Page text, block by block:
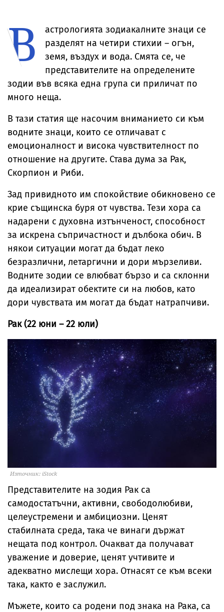
В
астрологията зодиакалните знаци се
разделят на четири стихии – огън,
земя, въздух и вода. Смята се, че
представителите на определените
зодии във всяка една група си приличат по
много неща.
В тази статия ще насочим вниманието си към
водните знаци, които се отличават с
емоционалност и висока чувствителност по
отношение на другите. Става дума за Рак,
Скорпион и Риби.
Зад привидното им спокойствие обикновено се
крие същинска буря от чувства. Тези хора са
надарени с духовна изтънченост, способност
за искрена съпричастност и дълбока обич. В
някои ситуации могат да бъдат леко
безразлични, летаргични и дори мързеливи.
Водните зодии се влюбват бързо и са склонни
да идеализират обектите си на любов, като
дори чувствата им могат да бъдат натрапчиви.
Рак (22 юни – 22 юли)
Източник: iStock
Представителите на зодия Рак са
самодостатъчни, активни, свободолюбиви,
целеустремени и амбициозни. Ценят
стабилната среда, така че винаги държат
нещата под контрол. Очакват да получават
уважение и доверие, ценят учтивите и
адекватно мислещи хора. Отнасят се към всеки
така, както е заслужил.
Мъжете, които са родени под знака на Рака, са